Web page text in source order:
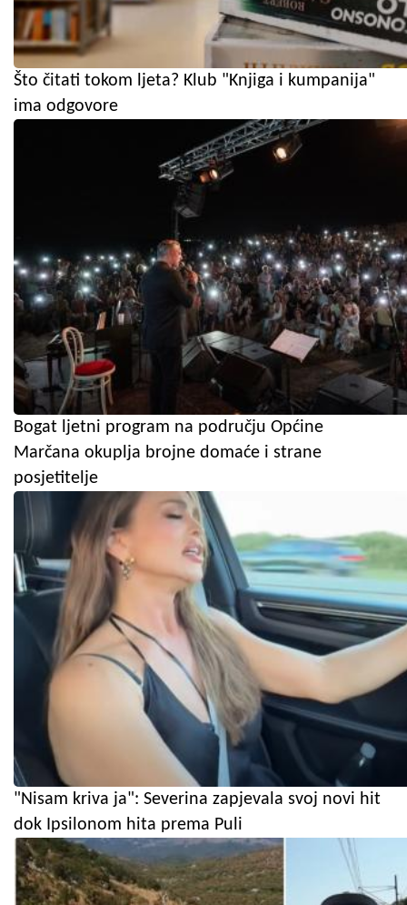
Što čitati tokom ljeta? Klub "Knjiga i kumpanija"
ima odgovore
Bogat ljetni program na području Općine
Marčana okuplja brojne domaće i strane
posjetitelje
"Nisam kriva ja": Severina zapjevala svoj novi hit
dok Ipsilonom hita prema Puli